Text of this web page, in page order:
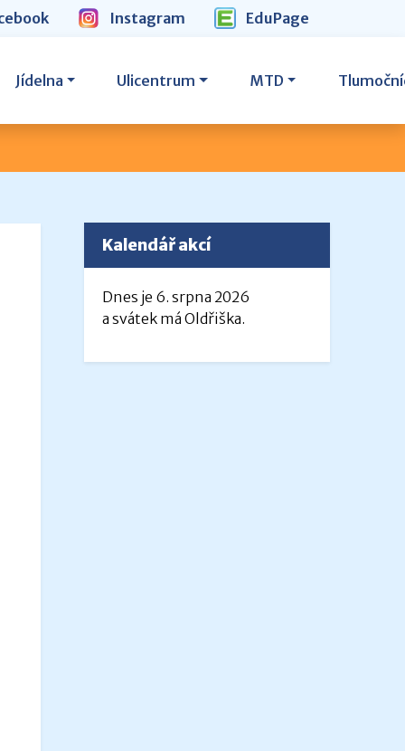
Instagram EduPage
Jídelna Ulicentrum MTD
Kalendář akcí
Dnes je 6. srpna 2026
a svátek má Oldřiška.